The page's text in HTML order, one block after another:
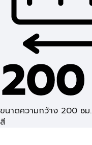
ขนาดความกว้าง 200 ซม.
สี